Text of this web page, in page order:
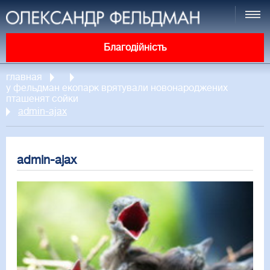
Благодійність
главная
у фельдман екопарк врятували новонароджених
пташенят сойки
admin-ajax
admin-ajax